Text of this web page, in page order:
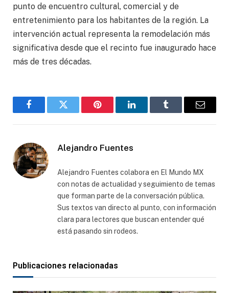
punto de encuentro cultural, comercial y de
entretenimiento para los habitantes de la región. La
intervención actual representa la remodelación más
significativa desde que el recinto fue inaugurado hace
más de tres décadas.
FacebookGorjeo Pinterest LinkedInTumblr
Correo
Alejandro Fuentes
Alejandro Fuentes colabora en El Mundo MX
con notas de actualidad y seguimiento de temas
que forman parte de la conversación pública.
Sus textos van directo al punto, con información
clara para lectores que buscan entender qué
está pasando sin rodeos.
Publicaciones relacionadas